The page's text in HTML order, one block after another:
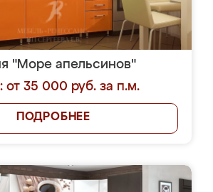
"Море апельсинов"
от 35 000 руб. за п.м.
ПОДРОБНЕЕ